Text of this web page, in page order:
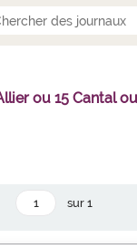
ou 15 Cantal
sur 1